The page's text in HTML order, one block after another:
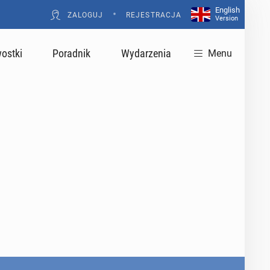
ZALOGUJ • REJESTRACJA
English
Version
Poradnik Wydarzenia Menu